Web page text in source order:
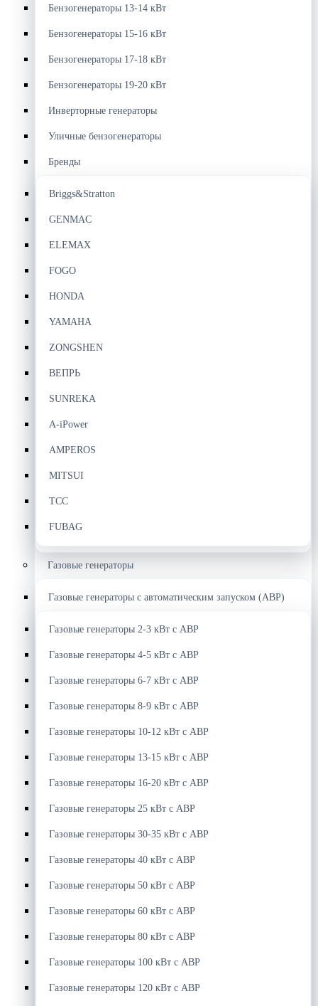
Бензогенераторы 13-14 кВт
Бензогенераторы 15-16 кВт
Бензогенераторы 17-18 кВт
Бензогенераторы 19-20 кВт
Инверторные генераторы
Уличные бензогенераторы
Бренды
Briggs&Stratton
GENMAC
ELEMAX
FOGO
HONDA
YAMAHA
ZONGSHEN
ВЕПРЬ
SUNREKA
A-iPower
AMPEROS
MITSUI
ТСС
FUBAG
Газовые генераторы
Газовые генераторы с автоматическим запуском (АВР)
Газовые генераторы 2-3 кВт с АВР
Газовые генераторы 4-5 кВт с АВР
Газовые генераторы 6-7 кВт с АВР
Газовые генераторы 8-9 кВт с АВР
Газовые генераторы 10-12 кВт с АВР
Газовые генераторы 13-15 кВт с АВР
Газовые генераторы 16-20 кВт с АВР
Газовые генераторы 25 кВт с АВР
Газовые генераторы 30-35 кВт с АВР
Газовые генераторы 40 кВт с АВР
Газовые генераторы 50 кВт с АВР
Газовые генераторы 60 кВт с АВР
Газовые генераторы 80 кВт с АВР
Газовые генераторы 100 кВт с АВР
Газовые генераторы 120 кВт с АВР